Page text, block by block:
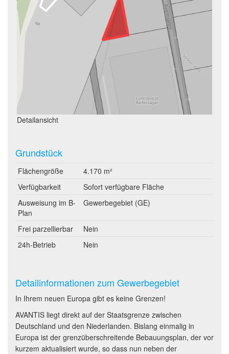
Detailansicht
Grundstück
Flächengröße
4.170 m²
Verfügbarkeit
Sofort verfügbare Fläche
Ausweisung im B-
Plan
Gewerbegebiet (GE)
Frei parzellierbar
Nein
24h-Betrieb
Nein
Detailinformationen zum Gewerbegebiet
In Ihrem neuen Europa gibt es keine Grenzen!
AVANTIS liegt direkt auf der Staatsgrenze zwischen
Deutschland und den Niederlanden. Bislang einmalig in
Europa ist der grenzüberschreitende Bebauungsplan, der vor
kurzem aktualisiert wurde, so dass nun neben der